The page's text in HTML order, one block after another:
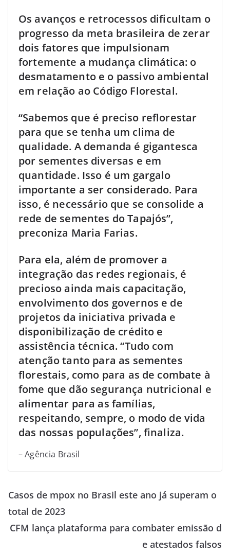
Os avanços e retrocessos dificultam o
progresso da meta brasileira de zerar
dois fatores que impulsionam
fortemente a mudança climática: o
desmatamento e o passivo ambiental
em relação ao Código Florestal.
“Sabemos que é preciso reflorestar
para que se tenha um clima de
qualidade. A demanda é gigantesca
por sementes diversas e em
quantidade. Isso é um gargalo
importante a ser considerado. Para
isso, é necessário que se consolide a
rede de sementes do Tapajós”,
preconiza Maria Farias.
Para ela, além de promover a
integração das redes regionais, é
precioso ainda mais capacitação,
envolvimento dos governos e de
projetos da iniciativa privada e
disponibilização de crédito e
assistência técnica. “Tudo com
atenção tanto para as sementes
florestais, como para as de combate à
fome que dão segurança nutricional e
alimentar para as famílias,
respeitando, sempre, o modo de vida
das nossas populações”, finaliza.
– Agência Brasil
Casos de mpox no Brasil este ano já superam o
total de 2023
CFM lança plataforma para combater emissão d
e atestados falsos